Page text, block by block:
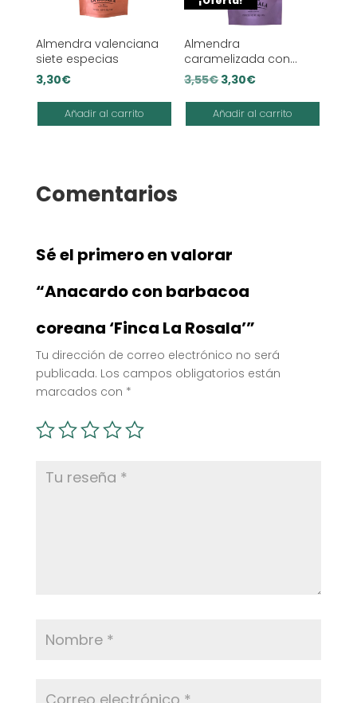
Almendra valenciana
siete especias
3,30€
Añadir al carrito
Almendra
caramelizada con
AOVE y sal
3,55€El
precio
original
3,30€El
precio
actual
Añadir al carrito
Comentarios
Sé el primero en valorar
“Anacardo con barbacoa
coreana ‘Finca La Rosala’”
Tu dirección de correo electrónico no será
publicada. Los campos obligatorios están
marcados con *